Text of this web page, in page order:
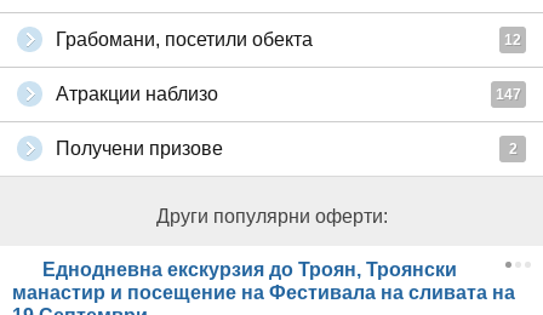
Грабомани, посетили обекта 12
Атракции наблизо 147
Получени призове 2
Други популярни оферти:
Еднодневна екскурзия до Троян, Троянски
манастир и посещение на Фестивала на сливата на